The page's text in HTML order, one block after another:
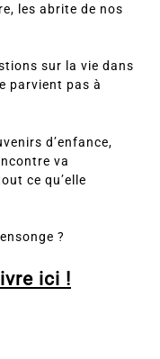
les abrite de nos
sur la vie dans
parvient pas à
d’enfance,
va
ce qu’elle
?
ici !